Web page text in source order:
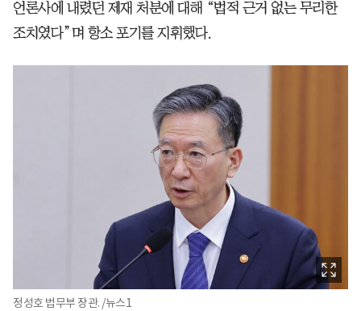
언론사에 내렸던 제재 처분에 대해 “법적 근거 없는 무리한
조치였다”며 항소 포기를 지휘했다.
정성호 법무부 장관. /뉴스1